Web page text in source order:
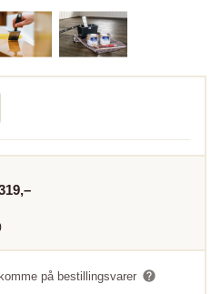
,–
på bestillingsvarer